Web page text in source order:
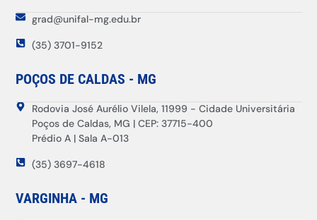
grad@unifal-mg.edu.br
(35) 3701-9152
POÇOS DE CALDAS - MG
Rodovia José Aurélio Vilela, 11999 - Cidade Universitária
Poços de Caldas, MG | CEP: 37715-400
Prédio A | Sala A-013
(35) 3697-4618
VARGINHA - MG